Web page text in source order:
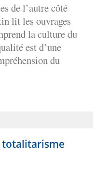
de l’autre côté
lit les ouvrages
la culture du
est d’une
du
totalitarisme